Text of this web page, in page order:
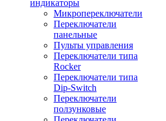
индикаторы
Микропереключатели
Переключатели
панельные
Пульты управления
Переключатели типа
Rocker
Переключатели типа
Dip-Switch
Переключатели
ползунковые